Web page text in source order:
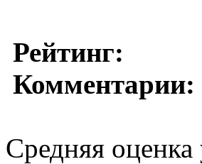
Рейтинг:
Комментарии:
Средняя